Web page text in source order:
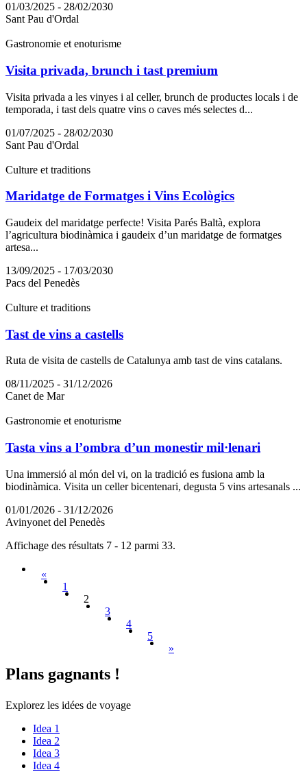
01/03/2025 - 28/02/2030
Sant Pau d'Ordal
Gastronomie et enoturisme
Visita privada, brunch i tast premium
Visita privada a les vinyes i al celler, brunch de productes locals i de
temporada, i tast dels quatre vins o caves més selectes d...
01/07/2025 - 28/02/2030
Sant Pau d'Ordal
Culture et traditions
Maridatge de Formatges i Vins Ecològics
Gaudeix del maridatge perfecte! Visita Parés Baltà, explora
l’agricultura biodinàmica i gaudeix d’un maridatge de formatges
artesa...
13/09/2025 - 17/03/2030
Pacs del Penedès
Culture et traditions
Tast de vins a castells
Ruta de visita de castells de Catalunya amb tast de vins catalans.
08/11/2025 - 31/12/2026
Canet de Mar
Gastronomie et enoturisme
Tasta vins a l’ombra d’un monestir mil·lenari
Una immersió al món del vi, on la tradició es fusiona amb la
biodinàmica. Visita un celler bicentenari, degusta 5 vins artesanals ...
01/01/2026 - 31/12/2026
Avinyonet del Penedès
Affichage des résultats 7 - 12 parmi 33.
«
1
2
3
4
5
»
Plans gagnants !
Explorez les idées de voyage
Idea 1
Idea 2
Idea 3
Idea 4